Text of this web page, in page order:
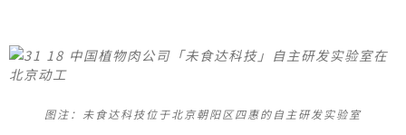
图注：未食达科技位于北京朝阳区四惠的自主研发实验室